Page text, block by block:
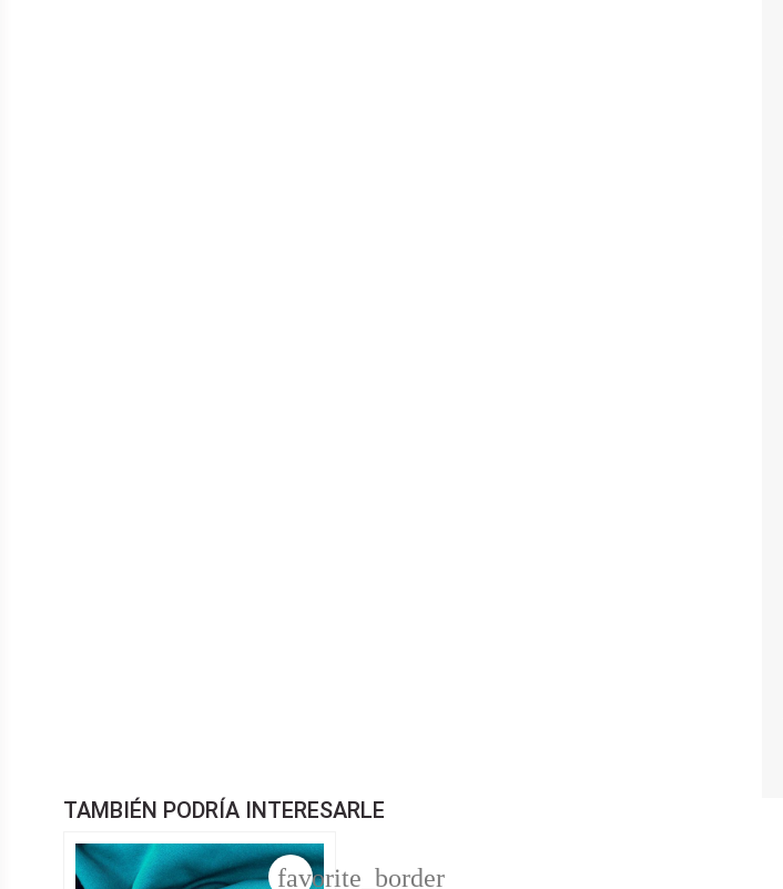
TAMBIÉN PODRÍA INTERESARLE
favorite_border